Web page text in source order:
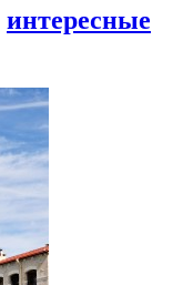
интересные